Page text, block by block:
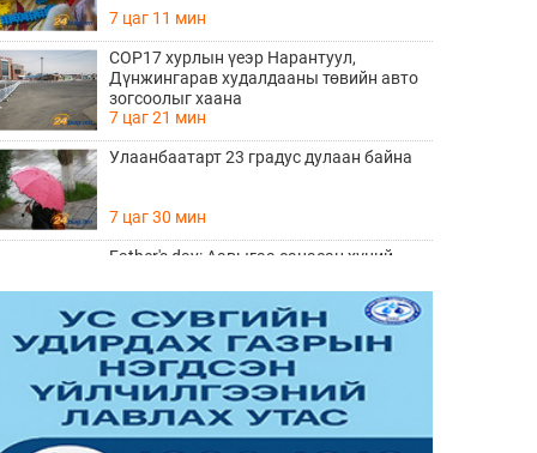
7 цаг 11 мин
COP17 хурлын үеэр Нарантуул,
Дүнжингарав худалдааны төвийн авто
зогсоолыг хаана
7 цаг 21 мин
Улаанбаатарт 23 градус дулаан байна
7 цаг 30 мин
Father's day: Аавыгаа санасан хүний
Өчигдөр 11 цаг 15 мин
Өнөөдөр тоглолтоо хийх гэж байгаа THE
HU хамтлагийн алдартай 10 дуу
Өчигдөр 10 цаг 20 мин